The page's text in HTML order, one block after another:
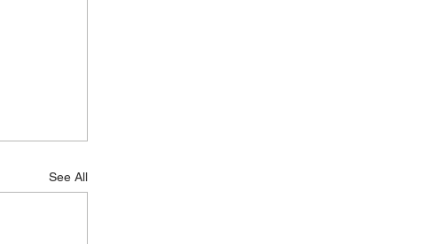
See All